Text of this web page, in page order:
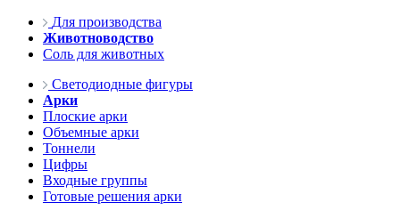
Для производства
Животноводство
Соль для животных
Светодиодные фигуры
Арки
Плоские арки
Объемные арки
Тоннели
Цифры
Входные группы
Готовые решения арки